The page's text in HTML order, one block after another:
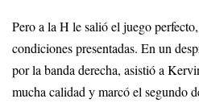
Pero a la H le salió el juego
condiciones presentadas. En un
por la banda derecha, asistió a
mucha calidad y marcó el segundo